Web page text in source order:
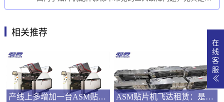
相关推荐
产线上多增加一台ASM贴片机，会带来什么？ ASM贴片机飞达租赁：是应急之选还是长远之策？
在
线
客
服